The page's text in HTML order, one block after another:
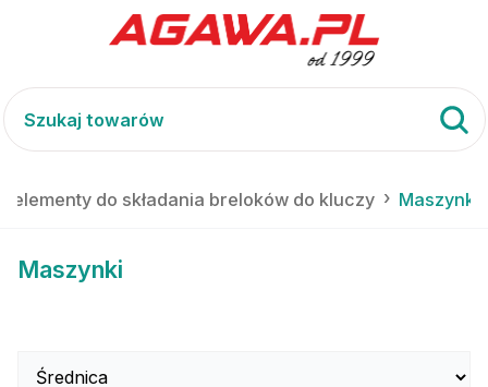
elementy do składania breloków do kluczy Maszynki
Maszynki